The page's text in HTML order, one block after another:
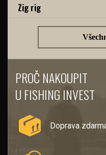
Zig rig
PROČ NAKOUPIT
U FISHING INVEST
Doprava